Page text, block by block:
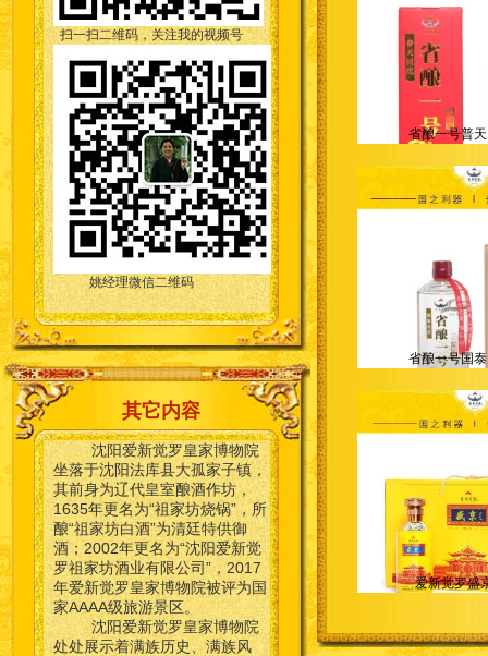
扫一扫二维码，关注我的视频号
姚经理微信二维码
其它内容
沈阳爱新觉罗皇家博物院
坐落于沈阳法库县大孤家子镇，
其前身为辽代皇室酿酒作坊，
1635年更名为“祖家坊烧锅”，所
酿“祖家坊白酒”为清廷特供御
酒；2002年更名为“沈阳爱新觉
罗祖家坊酒业有限公司”，2017
年爱新觉罗皇家博物院被评为国
家AAAA级旅游景区。
沈阳爱新觉罗皇家博物院
处处展示着满族历史、满族风
省酿一号普
省酿一号国
爱新觉罗盛